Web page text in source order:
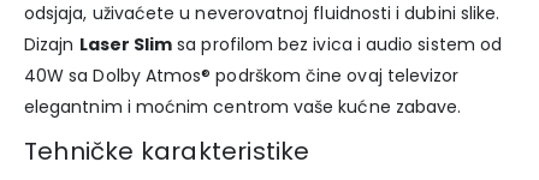
odsjaja, uživaćete u neverovatnoj fluidnosti i dubini slike.
Dizajn Laser Slim sa profilom bez ivica i audio sistem od
40W sa Dolby Atmos® podrškom čine ovaj televizor
elegantnim i moćnim centrom vaše kućne zabave.
Tehničke karakteristike